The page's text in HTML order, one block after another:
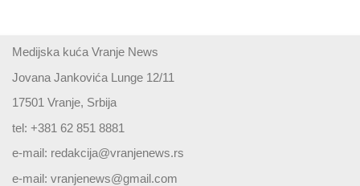
Medijska kuća Vranje News
Jovana Jankovića Lunge 12/11
17501 Vranje, Srbija
tel: +381 62 851 8881
e-mail: redakcija@vranjenews.rs
e-mail: vranjenews@gmail.com